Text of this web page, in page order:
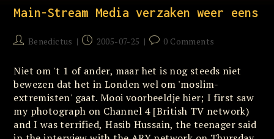
Main-Stream Media verzaken weer eens
PostBenedictus
Post2005-07-25
Post0 Comments
Niet om 't 1 of ander, maar het is nog steeds niet
bewezen dat het in Londen wel om 'moslim-
extremisten' gaat. Mooi voorbeeldje hier; I first saw
my photograph on Channel 4 [British TV network)
and I was terrified, Hasib Hussain, the teenager said